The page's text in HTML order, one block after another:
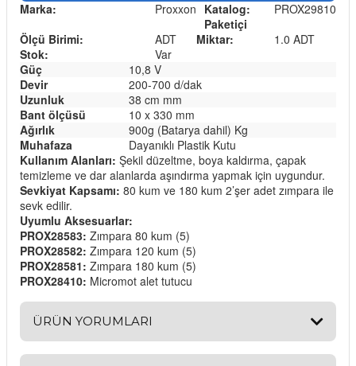
Marka: Proxxon Katalog:
PROX29810
Ölçü Birimi:
ADT
Paketiçi
Miktar:
1.0 ADT
Stok:
Var
Güç
10,8 V
Devir
200-700 d/dak
Uzunluk
38 cm mm
Bant ölçüsü
10 x 330 mm
Ağırlık
900g (Batarya dahil) Kg
Muhafaza
Dayanıklı Plastik Kutu
Kullanım Alanları: Şekil düzeltme, boya kaldırma, çapak
temizleme ve dar alanlarda aşındırma yapmak için uygundur.
Sevkiyat Kapsamı: 80 kum ve 180 kum 2’şer adet zımpara ile
sevk edilir.
Uyumlu Aksesuarlar:
PROX28583: Zımpara 80 kum (5)
PROX28582: Zımpara 120 kum (5)
PROX28581: Zımpara 180 kum (5)
PROX28410: Micromot alet tutucu
ÜRÜN YORUMLARI